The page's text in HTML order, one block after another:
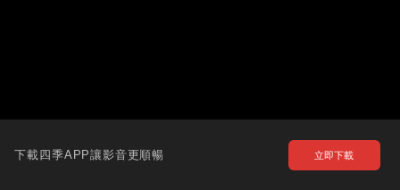
下載四季APP讓影音更順暢 立即下載